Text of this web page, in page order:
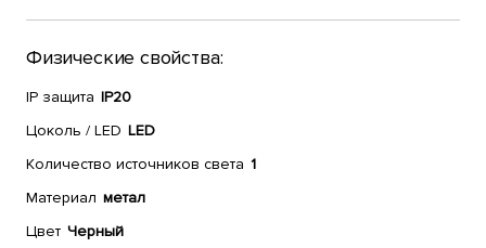
Физические свойства:
IP защита IP20
Цоколь / LED LED
Количество источников света 1
Материал метал
Цвет Черный